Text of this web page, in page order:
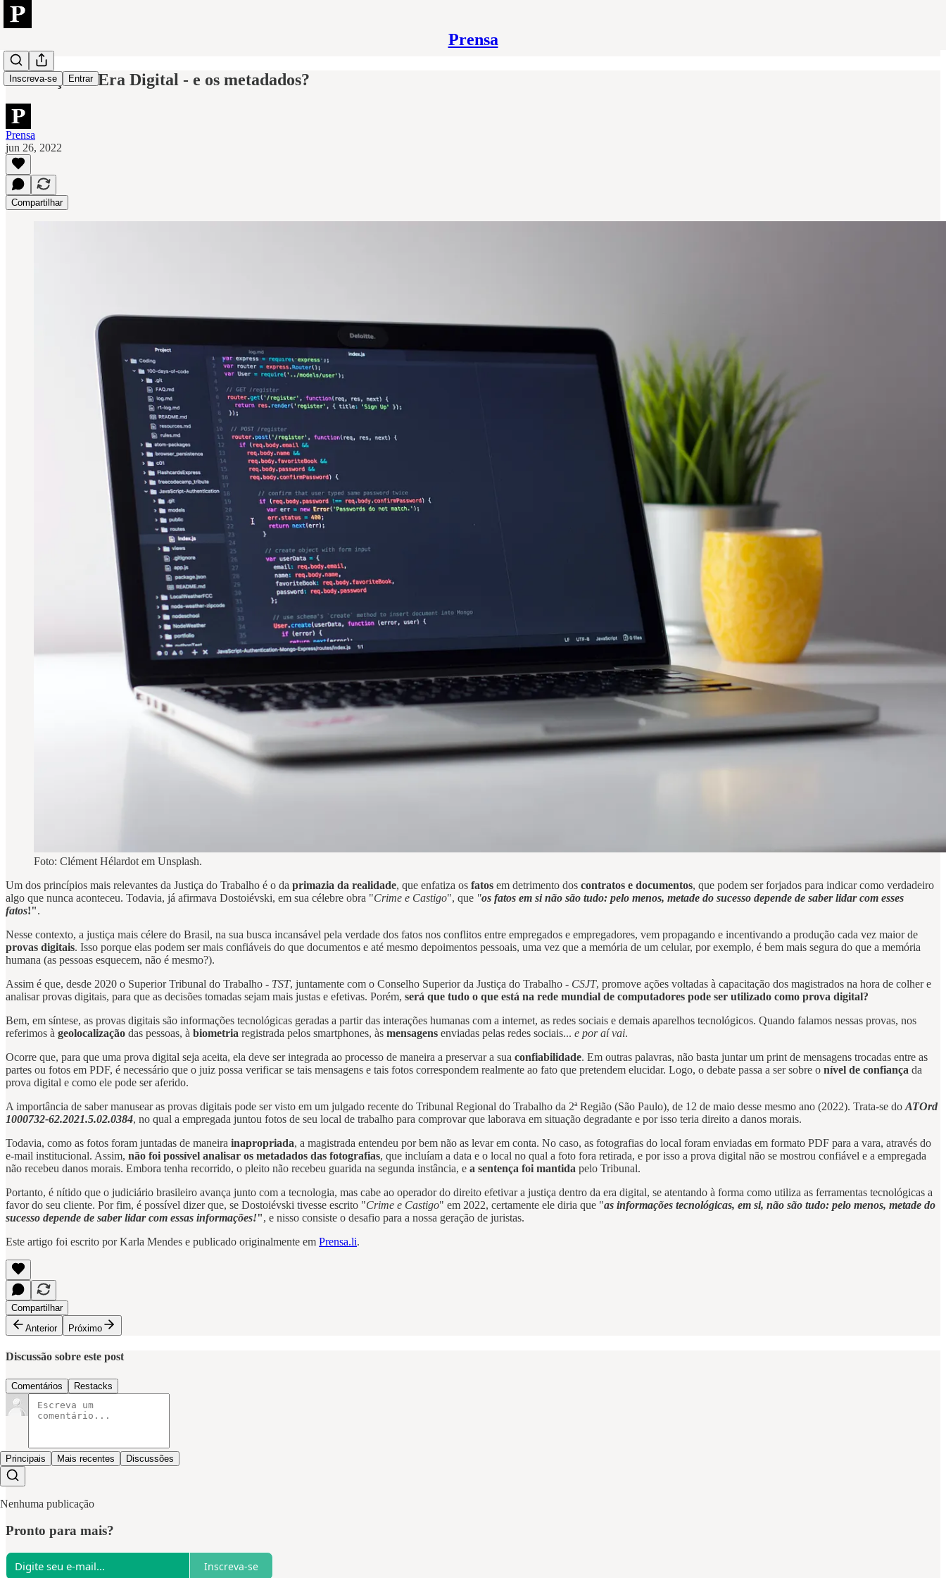
Prensa
Inscreva-se Entrar
A Justiça na Era Digital - e os metadados?
Prensa
jun 26, 2022
Compartilhar
Foto: Clément Hélardot em Unsplash.
Um dos princípios mais relevantes da Justiça do Trabalho é o da primazia da realidade, que enfatiza os fatos em detrimento dos contratos e documentos, que podem ser forjados para indicar como verdadeiro
algo que nunca aconteceu. Todavia, já afirmava Dostoiévski, em sua célebre obra "Crime e Castigo", que "os fatos em si não são tudo: pelo menos, metade do sucesso depende de saber lidar com esses
fatos!".
Nesse contexto, a justiça mais célere do Brasil, na sua busca incansável pela verdade dos fatos nos conflitos entre empregados e empregadores, vem propagando e incentivando a produção cada vez maior de
provas digitais. Isso porque elas podem ser mais confiáveis do que documentos e até mesmo depoimentos pessoais, uma vez que a memória de um celular, por exemplo, é bem mais segura do que a memória
humana (as pessoas esquecem, não é mesmo?).
Assim é que, desde 2020 o Superior Tribunal do Trabalho - TST, juntamente com o Conselho Superior da Justiça do Trabalho - CSJT, promove ações voltadas à capacitação dos magistrados na hora de colher e
analisar provas digitais, para que as decisões tomadas sejam mais justas e efetivas. Porém, será que tudo o que está na rede mundial de computadores pode ser utilizado como prova digital?
Bem, em síntese, as provas digitais são informações tecnológicas geradas a partir das interações humanas com a internet, as redes sociais e demais aparelhos tecnológicos. Quando falamos nessas provas, nos
referimos à geolocalização das pessoas, à biometria registrada pelos smartphones, às mensagens enviadas pelas redes sociais... e por aí vai.
Ocorre que, para que uma prova digital seja aceita, ela deve ser integrada ao processo de maneira a preservar a sua confiabilidade. Em outras palavras, não basta juntar um print de mensagens trocadas entre as
partes ou fotos em PDF, é necessário que o juiz possa verificar se tais mensagens e tais fotos correspondem realmente ao fato que pretendem elucidar. Logo, o debate passa a ser sobre o nível de confiança da
prova digital e como ele pode ser aferido.
A importância de saber manusear as provas digitais pode ser visto em um julgado recente do Tribunal Regional do Trabalho da 2ª Região (São Paulo), de 12 de maio desse mesmo ano (2022). Trata-se do ATOrd
1000732-62.2021.5.02.0384, no qual a empregada juntou fotos de seu local de trabalho para comprovar que laborava em situação degradante e por isso teria direito a danos morais.
Todavia, como as fotos foram juntadas de maneira inapropriada, a magistrada entendeu por bem não as levar em conta. No caso, as fotografias do local foram enviadas em formato PDF para a vara, através do
e-mail institucional. Assim, não foi possível analisar os metadados das fotografias, que incluíam a data e o local no qual a foto fora retirada, e por isso a prova digital não se mostrou confiável e a empregada
não recebeu danos morais. Embora tenha recorrido, o pleito não recebeu guarida na segunda instância, e a sentença foi mantida pelo Tribunal.
Portanto, é nítido que o judiciário brasileiro avança junto com a tecnologia, mas cabe ao operador do direito efetivar a justiça dentro da era digital, se atentando à forma como utiliza as ferramentas tecnológicas a
favor do seu cliente. Por fim, é possível dizer que, se Dostoiévski tivesse escrito "Crime e Castigo" em 2022, certamente ele diria que "as informações tecnológicas, em si, não são tudo: pelo menos, metade do
sucesso depende de saber lidar com essas informações!", e nisso consiste o desafio para a nossa geração de juristas.
Este artigo foi escrito por Karla Mendes e publicado originalmente em Prensa.li.
Compartilhar
Anterior
Próximo
Discussão sobre este post
Comentários Restacks
Principais Mais recentes Discussões
Nenhuma publicação
Pronto para mais?
Inscreva-se